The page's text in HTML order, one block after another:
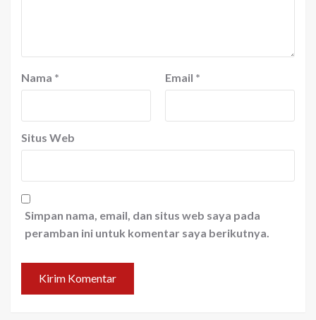
Nama * Email *
Situs Web
Simpan nama, email, dan situs web saya pada
peramban ini untuk komentar saya berikutnya.